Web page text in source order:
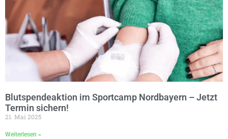
Blutspendeaktion im Sportcamp Nordbayern – Jetzt
Termin sichern!
21. Mai 2025
Weiterlesen »